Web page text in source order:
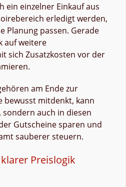
ein einzelner Einkauf aus
erledigt werden,
Planung passen. Gerade
auf weitere
sich Zusatzkosten vor der
am Ende zur
bewusst mitdenkt, kann
auch in diesen
Gutscheine sparen und
sauberer steuern.
Preislogik